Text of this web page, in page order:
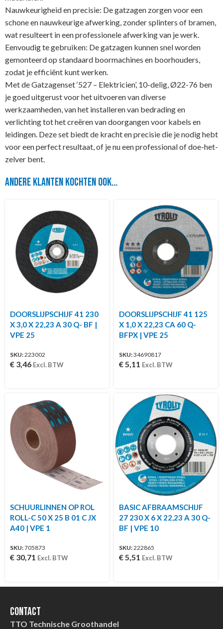
Nauwkeurigheid en precisie: De gatzagen zorgen voor een
schone en nauwkeurige afwerking, zonder splinters of bramen,
wat resulteert in een professionele afwerking van je werk.
Eenvoudig te gebruiken: De gatzagen kunnen snel worden
gemonteerd op standaard boormachines en boorhouders,
zodat je efficiënt kunt werken.
Met de Gatzagenset ‘527 – Elektricien’, 10-delig, Ø22-76 ben
je goed uitgerust voor het uitvoeren van diverse
werkzaamheden, van het installeren van bedrading en
verlichting tot het creëren van doorgangen voor kabels en
leidingen. Deze set biedt de kracht en precisie die je nodig hebt
voor een perfect resultaat, of je nu een professional of doe-het-
zelver bent.
Andere klanten kochten ook...
DOORSLIJPSCHIJF 41 230
X 3,0 X 22,23 A 30 Q- BF |
VPE 25
SKU:223002
€ 3,46 Excl. BTW
DOORSLIJPSCHIJF 41 125
X 1,0 X 22,23 CA 60 Q-
BFPX | VPE 25
SKU:34690817
€5,11 Excl. BTW
SCHUURLINNEN OP ROL
ROLL-C 50 X 25 B 01 C JX
A40 | VPE 1
SKU:705873
€ 30,71 Excl. BTW
BASIC AFBRAAMSCHIJF
27 230 X 6 X 22,23 A 30 Q-
BF | VPE 10
SKU:222865
€5,51 Excl. BTW
Contact
TTO Technische Groothandel